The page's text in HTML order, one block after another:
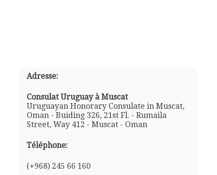
Adresse:
Consulat Uruguay à Muscat
Uruguayan Honorary Consulate in Muscat,
Oman - Buiding 326, 21st Fl. - Rumaila
Street, Way 412 - Muscat - Oman
Téléphone:
(+968) 245 66 160